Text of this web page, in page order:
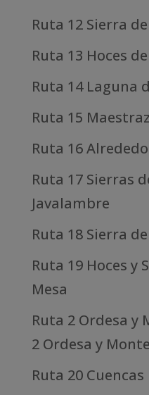
Ruta 12 Sierra
Ruta 13 Hoces
Ruta 14 Laguna
Ruta 15
Ruta 16
Ruta 17 Sierras
Javalambre
Ruta 18 Sierra
Ruta 19 Hoces y
Mesa
Ruta 2 Ordesa y
2 Ordesa y
Ruta 20